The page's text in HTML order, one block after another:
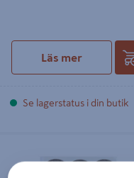
Läs mer
Se lagerstatus i din butik